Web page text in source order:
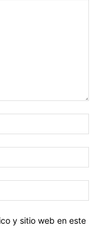
y sitio web en este